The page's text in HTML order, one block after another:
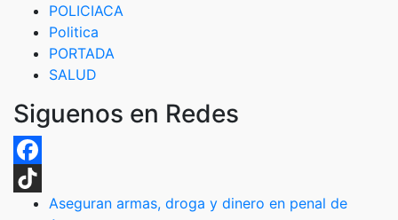
POLICIACA
Politica
PORTADA
SALUD
Siguenos en Redes
Facebook
TikTokAseguran armas, droga y dinero en penal de